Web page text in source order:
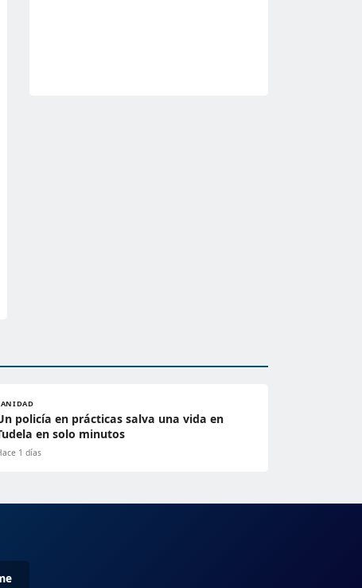
policía en prácticas salva una vida en
en solo minutos
1 días